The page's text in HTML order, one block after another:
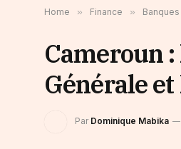
Home » Finance » Banques
Cameroun
Générale
Par Dominique Mabika